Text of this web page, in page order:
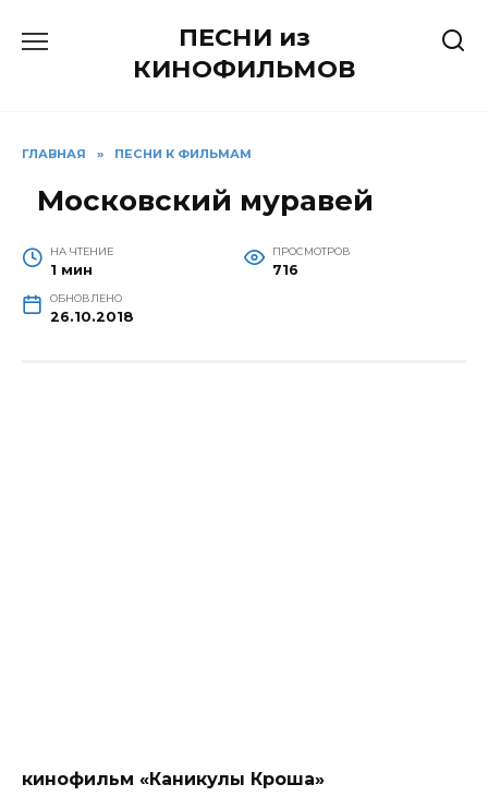
ПЕСНИ из
КИНОФИЛЬМОВ
ГЛАВНАЯ » ПЕСНИ К ФИЛЬМАМ
Московский муравей
НА ЧТЕНИЕ
1 мин
ПРОСМОТРОВ
716
ОБНОВЛЕНО
26.10.2018
кинофильм «Каникулы Кроша»